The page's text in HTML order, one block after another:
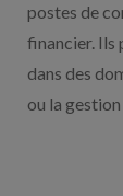
postes de
financier. Ils
dans des
ou la